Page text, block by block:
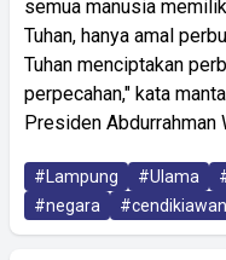
semua manusia
Tuhan, hanya amal
Tuhan menciptakan
perpecahan," kata
Presiden Abdurrahman
#Lampung #Ulama
#negara
#cendikiawan